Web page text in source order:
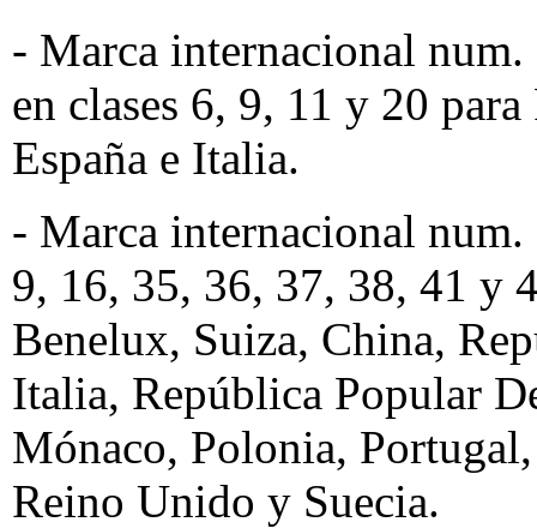
- Marca internacional
en clases 6, 9, 11 y 20
España e Italia.
- Marca internacional
9, 16, 35, 36, 37, 38, 41 y
Benelux, Suiza, China,
Italia, República Popular
Mónaco, Polonia,
Reino Unido y Suecia.